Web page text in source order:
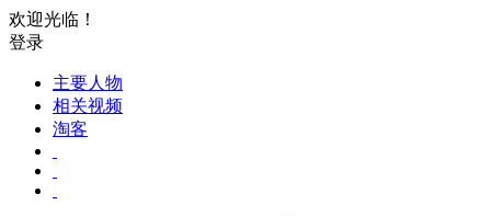
欢迎光临！
登录
主要人物
相关视频
淘客